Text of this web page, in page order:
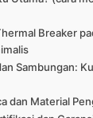
Breaker
Sambungan:
dan Material